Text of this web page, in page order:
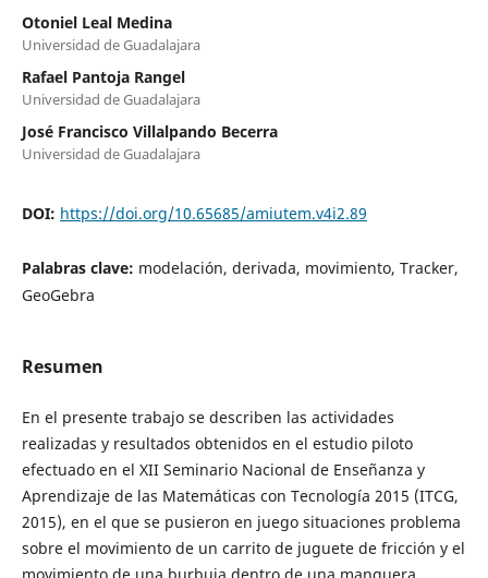
Otoniel Leal Medina
Universidad de Guadalajara
Rafael Pantoja Rangel
Universidad de Guadalajara
José Francisco Villalpando Becerra
Universidad de Guadalajara
DOI: https://doi.org/10.65685/amiutem.v4i2.89
Palabras clave: modelación, derivada, movimiento, Tracker,
GeoGebra
Resumen
En el presente trabajo se describen las actividades
realizadas y resultados obtenidos en el estudio piloto
efectuado en el XII Seminario Nacional de Enseñanza y
Aprendizaje de las Matemáticas con Tecnología 2015 (ITCG,
2015), en el que se pusieron en juego situaciones problema
sobre el movimiento de un carrito de juguete de fricción y el